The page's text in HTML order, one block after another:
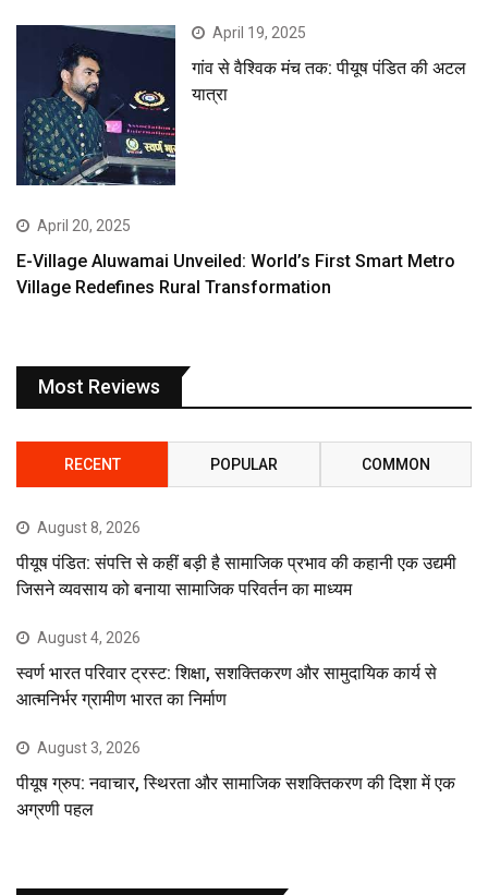
April 19, 2025
गांव से वैश्विक मंच तक: पीयूष पंडित की अटल
यात्रा
April 20, 2025
E-Village Aluwamai Unveiled: World’s First Smart Metro
Village Redefines Rural Transformation
Most Reviews
RECENT POPULAR COMMON
August 8, 2026
पीयूष पंडित: संपत्ति से कहीं बड़ी है सामाजिक प्रभाव की कहानी एक उद्यमी
जिसने व्यवसाय को बनाया सामाजिक परिवर्तन का माध्यम
August 4, 2026
स्वर्ण भारत परिवार ट्रस्ट: शिक्षा, सशक्तिकरण और सामुदायिक कार्य से
आत्मनिर्भर ग्रामीण भारत का निर्माण
August 3, 2026
पीयूष ग्रुप: नवाचार, स्थिरता और सामाजिक सशक्तिकरण की दिशा में एक
अग्रणी पहल